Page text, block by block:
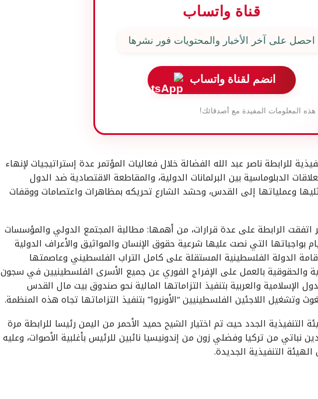
قناة واتساب
احصل على آخر الأخبار والمحتويات فور نشرها
انضم لقناة واتساب
المعلومات المفيدة مع أصدقائك!
للرابطة ناصر عبد الله الفضالة خلال فعاليات المؤتمر عدة إستراتيجيات لإنهاء
الدبلوماسية بين البرلمانات الدولية، والمقاطعة الاقتصادية ضد الدول
وعملياتها إلى القدس، وحشد الشارع تحريكه بمظاهرات واعتصامات ووقفات
اتفقت الرابطة على عدة قرارات، من أهمها: مطالبة المجتمع الدولي والمؤسسات
بواجباتها التي نصت عليها شرعية حقوق الإنسان والمواثيق والأعراف الدولية
الدولة الفلسطينية المستقلة على كامل التراب الفلسطيني وعاصمتها
والحقوقية بالعمل على الإفراج الفوري عن جميع الأسرى الفلسطينيين في سجون
الإسلامية والعربية بتنفيذ التزاماتها المالية نحو صندوق بيت مال القدس
وتشغيل اللاجئين الفلسطينيين “الأونروا” بتنفيذ التزاماتها تجاه هذه المنظمة.
التنفيذية الجدد حيث تم اختيار الشيح حميد الأحمر من اليمن رئيسا للرابطة مرة
نباتي من تركيا وفضلي زون من إندونيسيا نائبين للرئيس بأغلبية الأصوات، وعليه
التنفيذية الجديدة.